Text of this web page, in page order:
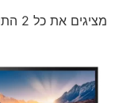
מציגים את כל ⁦2⁩ התוצאות